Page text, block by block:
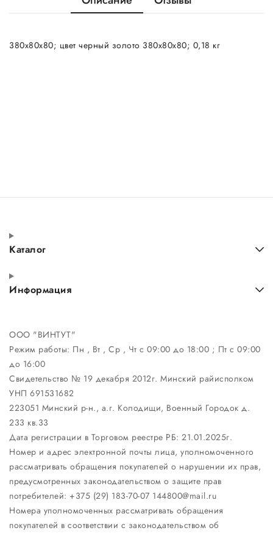
380х80х80; цвет черный золото 380х80х80; 0,18 кг
Каталог
Информация
ООО "ВИНТУТ"
Режим работы: Пн , Вт , Ср , Чт c 09:00 до 18:00 ; Пт c 09:00
до 16:00
Свидетельство № 19 декабря 2012г. Минский райисполком
УНП 691531682
223051 Минский р-н., а.г. Колодищи, Военный Городок д.
233 кв.33
Дата регистрации в Торговом реестре РБ: 21.01.2025г.
Номер и адрес электронной почты лица, уполномоченного
рассматривать обращения покупателей о нарушении их прав,
предусмотренных законодательством о защите прав
потребителей: +375 (29) 183-70-07 144800@mail.ru
Номера уполномоченных рассматривать обращения
покупателей в соответствии с законодательством об